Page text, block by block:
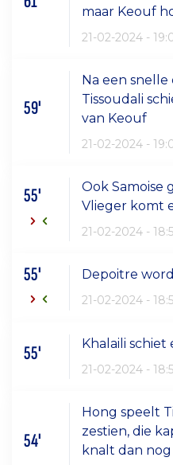
maar Keouf
21-02-2024 -
59'
Na een
Tissoudali
van Keouf
21-02-2024 -
55'
Ook Samoise
Vlieger komt
21-02-2024 -
55' Depoitre
21-02-2024 -
55' Khalaili
21-02-2024 -
54'
Hong speelt
zestien, die
knalt dan nog